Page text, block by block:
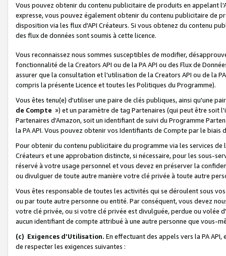
Vous pouvez obtenir du contenu publicitaire de produits en appelant
expresse, vous pouvez également obtenir du contenu publicitaire de
disposition via les flux d'API Créateurs. Si vous obtenez du contenu
des flux de données sont soumis à cette licence.
Vous reconnaissez nous sommes susceptibles de modifier,
fonctionnalité de la Creators API ou de la PA API ou des Flux de
assurer que la consultation et l'utilisation de la Creators API ou de la
compris la présente Licence et toutes les Politiques du Programme).
Vous êtes tenu(e) d'utiliser une paire de clés publiques, ainsi qu'une
de Compte ») et un paramètre de tag Partenaires (qui peut être soit
Partenaires d'Amazon, soit un identifiant de suivi du Programme
la PA API. Vous pouvez obtenir vos Identifiants de Compte par le biais
Pour obtenir du contenu publicitaire du programme via les services
Créateurs et une approbation distincte, si nécessaire, pour les sous-
réservé à votre usage personnel et vous devez en préserver la
ou divulguer de toute autre manière votre clé privée à toute autre
Vous êtes responsable de toutes les activités qui se déroulent sous
ou par toute autre personne ou entité. Par conséquent, vous devez
votre clé privée, ou si votre clé privée est divulguée, perdue ou volée
aucun identifiant de compte attribué à une autre personne que vous-
(c) Exigences d'Utilisation. En effectuant des appels vers la PA
de respecter les exigences suivantes :